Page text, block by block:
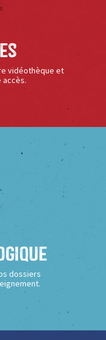
vidéothèque et
accès.
dossiers